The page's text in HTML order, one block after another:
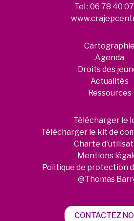
Tel : 06 78 40
Cartographie
Agenda
Droits des
Actualités
Ressources
Télécharger le
Télécharger le kit de
Charte
Mentions
Politique de protection
@Thomas
CONTACTEZ